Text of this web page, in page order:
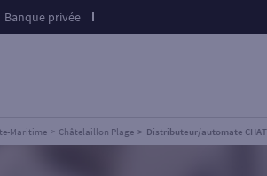
Banque privée
Maritime Châtelaillon Plage Distributeur/automate